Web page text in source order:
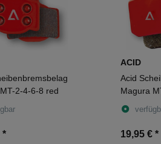
2-4-6-8 red
*
ACID
Acid
Magura
19,95 € *